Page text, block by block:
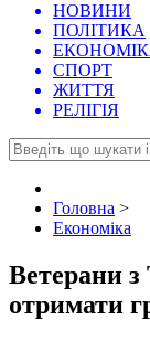
НОВИНИ
ПОЛІТИКА
СПОРТ
ЖИТТЯ
РЕЛІГІЯ
Головна >
Економіка
Ветерани
отримати